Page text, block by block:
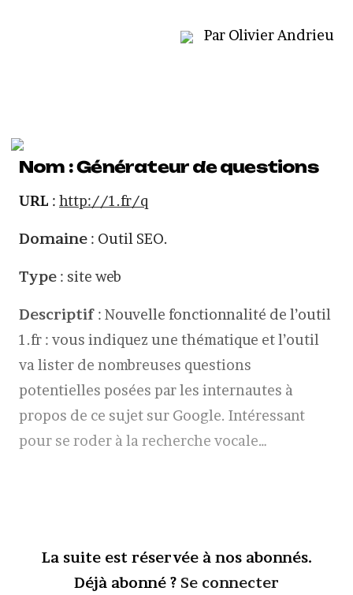
Par Olivier Andrieu
Nom : Générateur de questions
URL : http://1.fr/q
Domaine : Outil SEO.
Type : site web
Descriptif : Nouvelle fonctionnalité de l’outil
1.fr : vous indiquez une thématique et l’outil
va lister de nombreuses questions
potentielles posées par les internautes à
propos de ce sujet sur Google. Intéressant
pour se roder à la recherche vocale…
La suite est réservée à nos abonnés.
Déjà abonné ? Se connecter